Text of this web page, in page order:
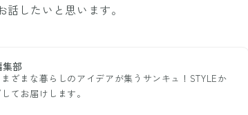
したいと思います。
部
ざまな暮らしのアイデアが集うサンキュ！STYLEか
てお届けします。